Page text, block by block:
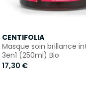
CENTIFOLIA
Masque soin brillance
3en1 (250ml) Bio
17,30 €